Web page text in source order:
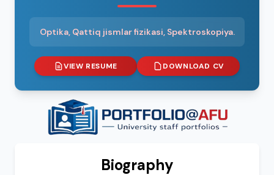
Optika, Qattiq jismlar fizikasi, Spektroskopiya.
VIEW RESUME DOWNLOAD CV
Biography